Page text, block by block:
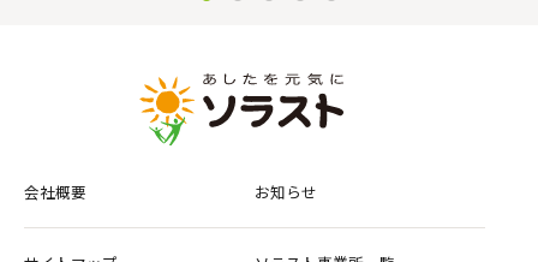
会社概要 お知らせ